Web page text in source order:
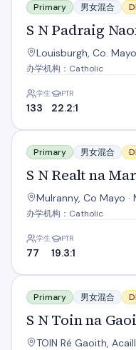
Primary 男女混合
S N Padraig
Louisburgh, Co. Mayo
办学机构：Catholic
学生
133
PTR
22.2:1
S N Realt na Mara
Primary 男女混合
S N Realt na
Mulranny, Co Mayo ·
办学机构：Catholic
学生
77
PTR
19.3:1
S N Toin na Gaoithe
Primary 男女混合
S N Toin na
TOIN Ré Gaoith,